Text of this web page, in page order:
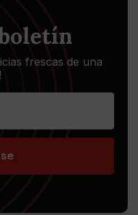
frescas de una